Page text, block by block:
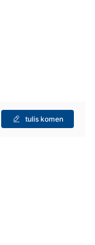
tulis komen